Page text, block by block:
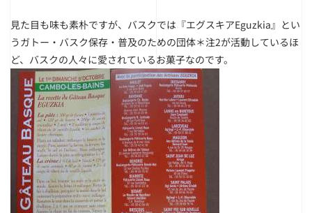
見た目も味も素朴ですが、バスクでは『エグスキアEguzkia』とい
うガトー・バスク保存・普及のための団体＊注2が活動しているほ
ど、バスクの人々に愛されているお菓子なのです。